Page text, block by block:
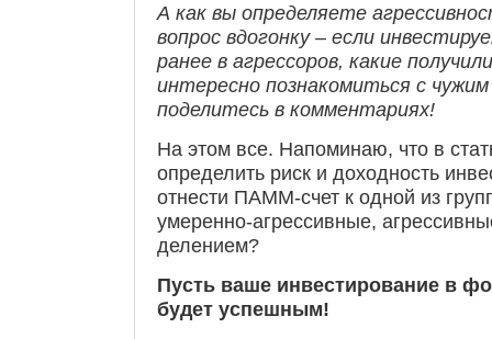
А как вы определяете
вопрос вдогонку – если
ранее в агрессоров, какие
интересно познакомиться с
поделитесь в комментариях!
На этом все. Напоминаю, что в
определить риск и доходность
отнести ПАММ-счет к одной из
умеренно-агрессивные,
делением?
Пусть ваше инвестирование в
будет успешным!